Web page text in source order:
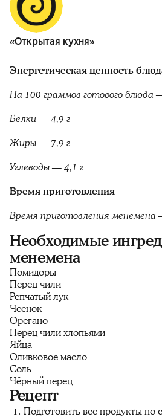
«Открытая кухня»
Энергетическая ценность
На 100 граммов готового блюда
Белки — 4,9 г
Жиры — 7,9 г
Углеводы — 4,1 г
Время приготовления
Время приготовления
Необходимые
менемена
Помидоры
Перец чили
Репчатый лук
Чеснок
Орегано
Перец чили хлопьями
Яйца
Оливковое масло
Соль
Чёрный перец
Рецепт
Подготовить все продукты по